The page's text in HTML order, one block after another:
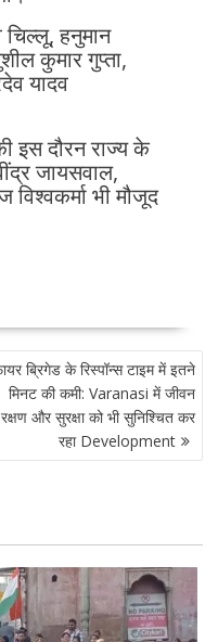
हनुमान
कुमार गुप्ता,
यादव
इस दौरन राज्य के
जायसवाल,
भी मौजूद
ब्रिगेड के रिस्पॉन्स टाइम में इतने
मिनट की कमी: Varanasi में जीवन
रक्षण और सुरक्षा को भी सुनिश्चित कर
रहा Development